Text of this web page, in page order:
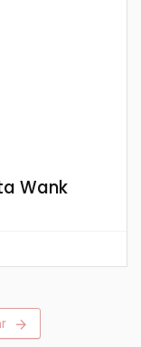
Wank